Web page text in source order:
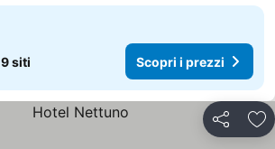
9 siti Scopri i prezzi
Condividi